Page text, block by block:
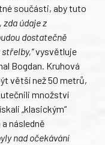
součásti, aby tuto
zda údaje z
dostatečně
vysvětluje
Bogdan. Kruhová
větší než 50 metrů,
množství
„klasickým“
následně
nad očekávání